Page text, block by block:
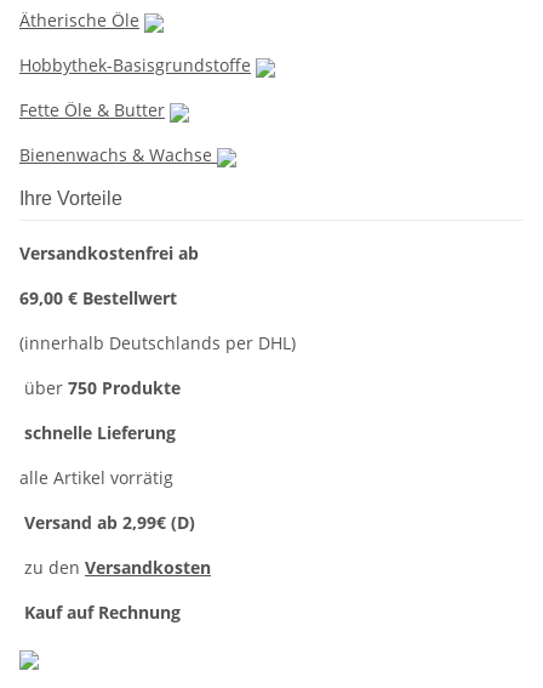
Ätherische Öle
Hobbythek-Basisgrundstoffe
Fette Öle & Butter
Bienenwachs & Wachse
Ihre Vorteile
Versandkostenfrei ab
69,00 € Bestellwert
(innerhalb Deutschlands per DHL)
über 750 Produkte
schnelle Lieferung
alle Artikel vorrätig
Versand ab 2,99€ (D)
zu den Versandkosten
Kauf auf Rechnung